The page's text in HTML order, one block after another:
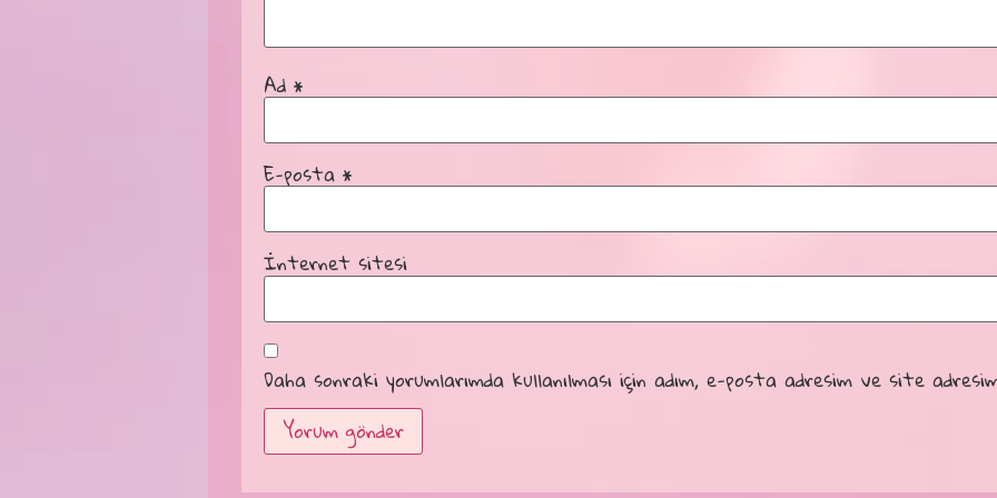
Ad *
E-posta *
İnternet sitesi
Daha sonraki yorumlarımda kullanılması için adım, e-posta adresim ve site
Alternative: